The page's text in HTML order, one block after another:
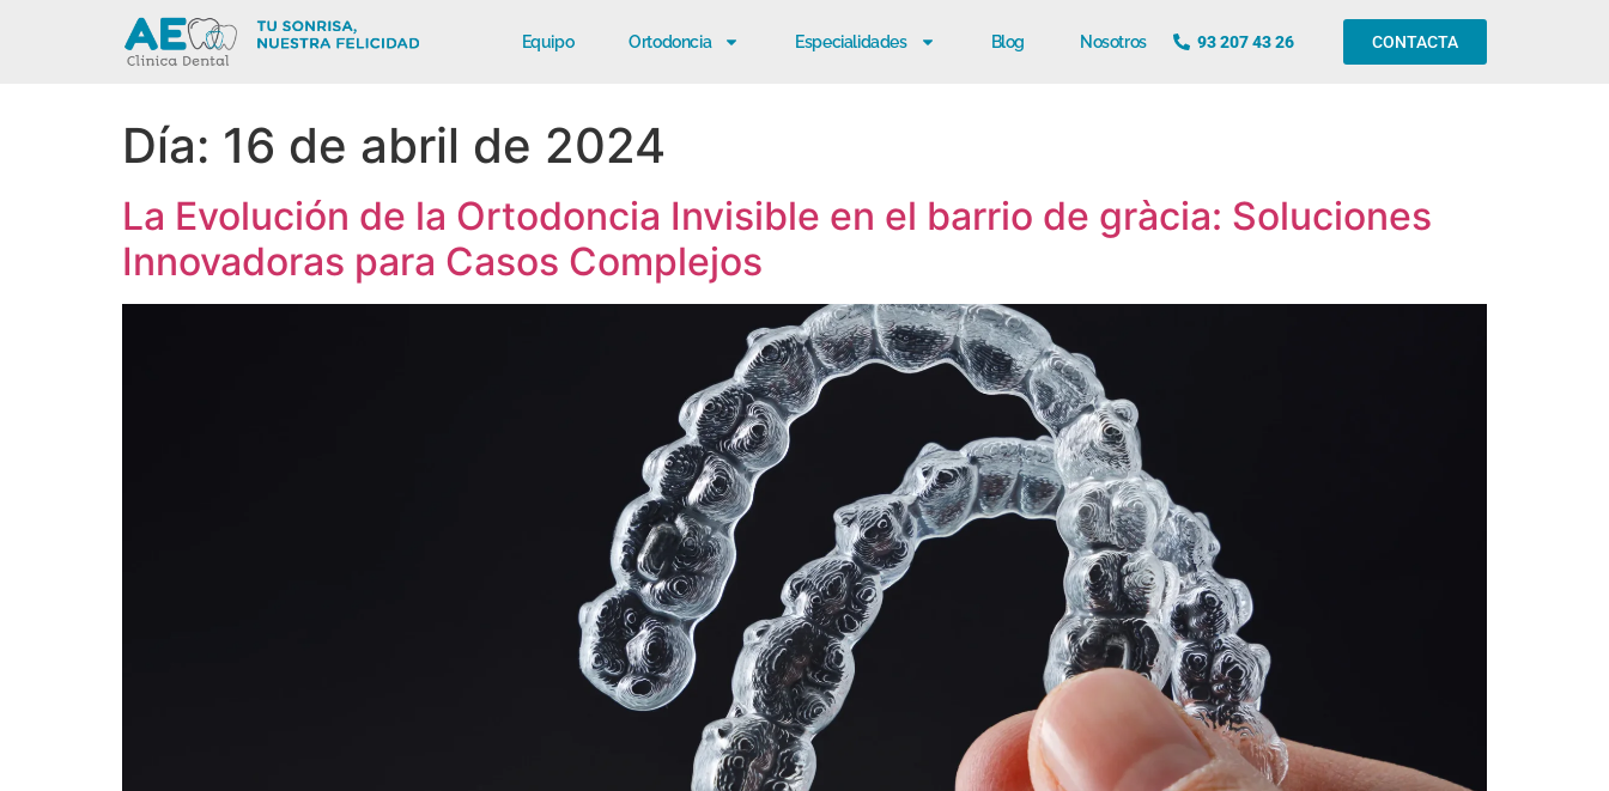
Equipo Ortodoncia Especialidades Blog Nosotros 93 207 43 26 CONTACTA
Día: 16 de abril de 2024
La Evolución de la Ortodoncia Invisible en el barrio de gràcia: Soluciones
Innovadoras para Casos Complejos